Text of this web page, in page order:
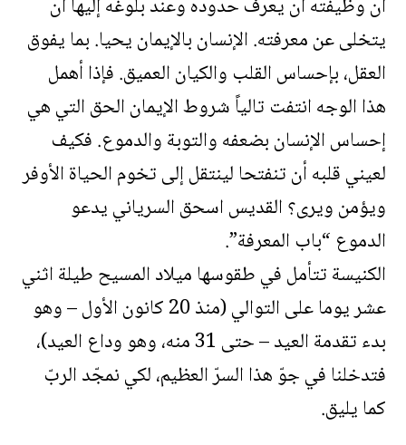
أن وظيفته أن يعرف حدوده وعند بلوغه إليها أن
يتخلى عن معرفته. الإنسان بالإيمان يحيا. بما يفوق
العقل، بإحساس القلب والكيان العميق. فإذا أهمل
هذا الوجه انتفت تالياً شروط الإيمان الحق التي هي
إحساس الإنسان بضعفه والتوبة والدموع. فكيف
لعيني قلبه أن تنفتحا لينتقل إلى تخوم الحياة الأوفر
ويؤمن ويرى؟ القديس اسحق السرياني يدعو
الدموع “باب المعرفة”.
الكنيسة تتأمل في طقوسها ميلاد المسيح طيلة اثني
عشر يوما على التوالي (منذ 20 كانون الأول – وهو
بدء تقدمة العيد – حتى 31 منه، وهو وداع العيد)،
فتدخلنا في جوّ هذا السرّ العظيم، لكي نمجّد الربّ
كما يليق.